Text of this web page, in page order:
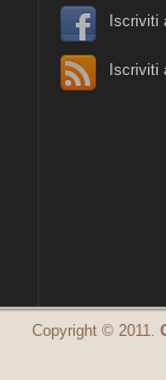
Iscriviti
Iscriviti
Copyright © 2011.